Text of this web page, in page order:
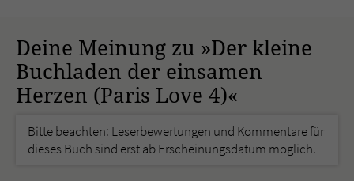
Deine Meinung zu »Der kleine
Buchladen der einsamen
Herzen (Paris Love 4)«
Bitte beachten: Leserbewertungen und Kommentare für
dieses Buch sind erst ab Erscheinungsdatum möglich.